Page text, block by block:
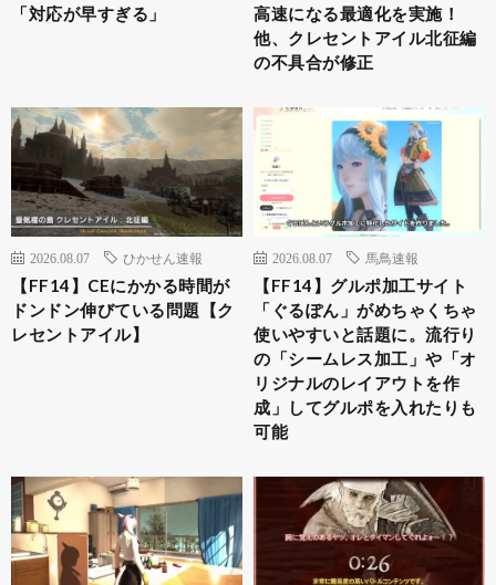
「対応が早すぎる」
高速になる最適化を実施！
他、クレセントアイル北征編
の不具合が修正
2026.08.07 ひかせん速報
【FF14】CEにかかる時間が
ドンドン伸びている問題【ク
レセントアイル】
2026.08.07 馬鳥速報
【FF14】グルポ加工サイト
「ぐるぽん」がめちゃくちゃ
使いやすいと話題に。流行り
の「シームレス加工」や「オ
リジナルのレイアウトを作
成」してグルポを入れたりも
可能